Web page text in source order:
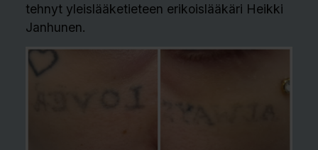
tehnyt yleislääketieteen erikoislääkäri Heikki
Janhunen.